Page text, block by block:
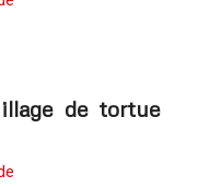
de tortue